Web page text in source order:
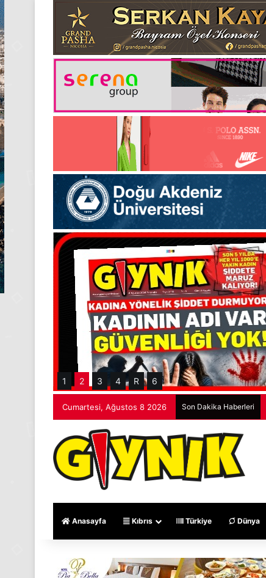
1 2 3 4 R 6
Cumartesi, Ağustos 8 2026 Son Dakika Haberleri
Anasayfa Kıbrıs Türkiye Dünya